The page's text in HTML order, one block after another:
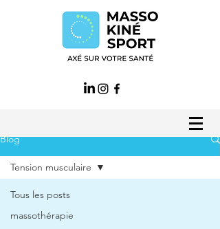
Blog
Tous les posts
massothérapie
Tension musculaire